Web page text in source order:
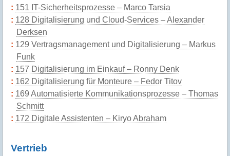
151 IT-Sicherheitsprozesse – Marco Tarsia
128 Digitalisierung und Cloud-Services – Alexander
Derksen
129 Vertragsmanagement und Digitalisierung – Markus
Funk
157 Digitalisierung im Einkauf – Ronny Denk
162 Digitalisierung für Monteure – Fedor Titov
169 Automatisierte Kommunikationsprozesse – Thomas
Schmitt
172 Digitale Assistenten – Kiryo Abraham
Vertrieb